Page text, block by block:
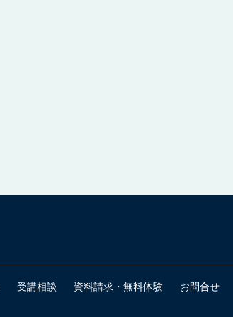
受講相談 資料請求・無料体験 お問合せ